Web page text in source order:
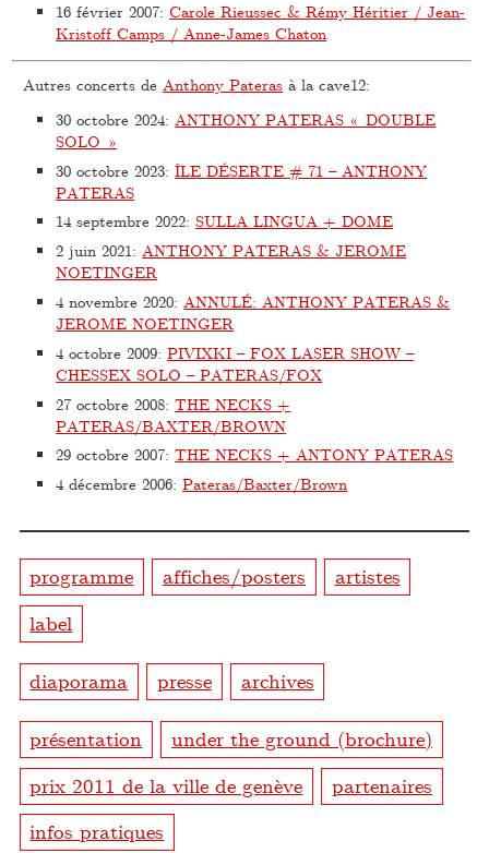
16 février 2007:Carole Rieussec & Rémy Héritier / Jean-
Kristoff Camps / Anne-James Chaton
Autres concerts deAnthony Pateras à la cave12:
30 octobre 2024:ANTHONY PATERAS « DOUBLE
SOLO »
30 octobre 2023:ÎLE DÉSERTE # 71 – ANTHONY
PATERAS
14 septembre 2022:SULLA LINGUA + DOME
2 juin 2021:ANTHONY PATERAS & JEROME
NOETINGER
4 novembre 2020:ANNULÉ: ANTHONY PATERAS &
JEROME NOETINGER
4 octobre 2009:PIVIXKI – FOX LASER SHOW –
CHESSEX SOLO – PATERAS/FOX
27 octobre 2008:THE NECKS +
PATERAS/BAXTER/BROWN
29 octobre 2007:THE NECKS + ANTONY PATERAS
4 décembre 2006:Pateras/Baxter/Brown
programme affiches/posters
artistes
label
diaporama presse archives
présentation
under the ground (brochure)
prix 2011 de la ville de genève
partenaires
infos pratiques